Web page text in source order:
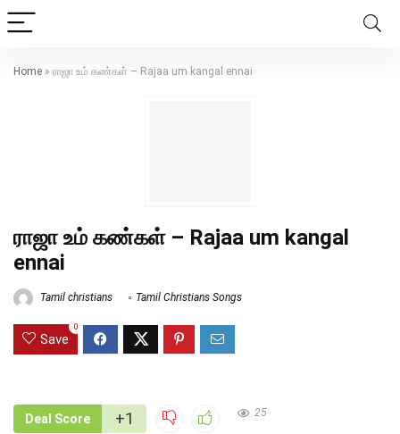
Home » ராஜா உம் கண்கள் – Rajaa um kangal ennai
ராஜா உம் கண்கள் – Rajaa um kangal
ennai
Tamil christians Tamil Christians Songs
Save
0
Deal Score +1 25